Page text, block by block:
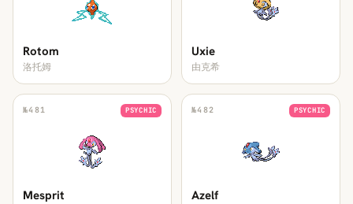
Rotom
洛托姆
Uxie
由克希
№481 PSYCHIC
Mesprit
№482 PSYCHIC
Azelf